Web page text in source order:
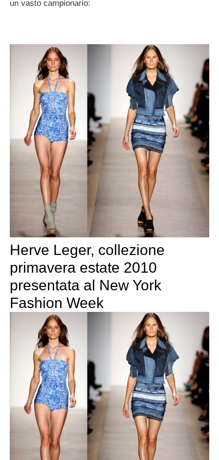
un vasto campionario:
Herve Leger, collezione
primavera estate 2010
presentata al New York
Fashion Week